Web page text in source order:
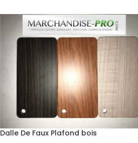
Dalle De Faux Plafond bois